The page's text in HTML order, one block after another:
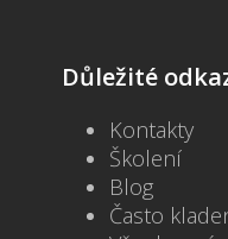
Důležité
Kontakty
Školení
Blog
Často